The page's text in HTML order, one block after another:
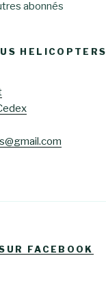
abonnés
HELICOPTERS
FACEBOOK